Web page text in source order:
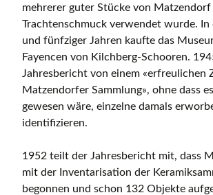
mehrerer guter Stücke von
Trachtenschmuck verwendet wurde. In
und fünfziger Jahren kaufte das
Fayencen von Kilchberg-Schooren.
Jahresbericht von einem «erfreulichen
Matzendorfer Sammlung», ohne dass
gewesen wäre, einzelne damals
identifizieren.
1952 teilt der Jahresbericht mit, dass
mit der Inventarisation der
begonnen und schon 132 Objekte